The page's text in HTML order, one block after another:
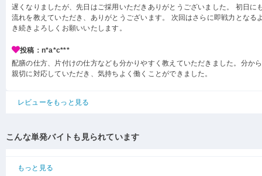
遅くなりましたが、先日はご採用いただきありがとうございました。 初日に
流れを教えていただき、ありがとうございます。 次回はさらに即戦力となる
き続きよろしくお願いいたします。
投稿：n*a*c***
配膳の仕方、片付けの仕方なども分かりやすく教えていただきました。分か
親切に対応していただき、気持ちよく働くことができました。
レビューをもっと見る
こんな単発バイトも見られています
もっと見る